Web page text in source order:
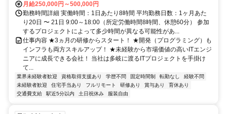
月給250,000円～500,000円
勤務時間詳細 実働時間：1日あたり8時間 平均勤務日数：1ヶ月あた
り20日 〜 21日 9:00～18:00（所定労働時間8時間、休憩60分） 参加
するプロジェクトによって多少時間が異なる可能性があ...
仕事内容 ★3ヵ月の研修からスタート！ ★開発（プログラミング）も
インフラも両方スキルアップ！ ★未経験から市場価値の高いITエンジ
ニアに成長できる会社！ 当社は多岐に渡るITプロジェクトを手掛け
て...
業界未経験者歓迎 資格取得支援あり 学歴不問 固定時間制 転勤なし
経験不問
未経験者歓迎
住宅手当あり フルリモート 研修あり 賞与あり
育休あり
交通費支給
駅近5分以内 土日祝休み 服装自由